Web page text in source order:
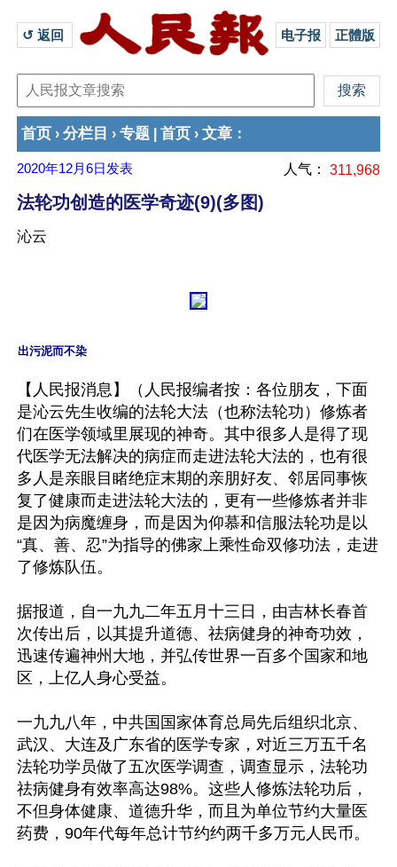
↺ 返回 电子报 正體版
首页 › 分栏目 › 专题 首页 › 文章 ：
2020年12月6日 发表 人气： 311,968
法轮功创造的医学奇迹(9)(多图)
沁云
出污泥而不染
【人民报消息】（人民报编者按：各位朋友，下面
是沁云先生收编的法轮大法（也称法轮功）修炼者
们在医学领域里展现的神奇。其中很多人是得了现
代医学无法解决的病症而走进法轮大法的，也有很
多人是亲眼目睹绝症末期的亲朋好友、邻居同事恢
复了健康而走进法轮大法的，更有一些修炼者并非
是因为病魔缠身，而是因为仰慕和信服法轮功是以
“真、善、忍”为指导的佛家上乘性命双修功法，走进
了修炼队伍。
据报道，自一九九二年五月十三日，由吉林长春首
次传出后，以其提升道德、祛病健身的神奇功效，
迅速传遍神州大地，并弘传世界一百多个国家和地
区，上亿人身心受益。
一九九八年，中共国国家体育总局先后组织北京、
武汉、大连及广东省的医学专家，对近三万五千名
法轮功学员做了五次医学调查，调查显示，法轮功
祛病健身有效率高达98%。这些人修炼法轮功后，
不但身体健康、道德升华，而且为单位节约大量医
药费，90年代每年总计节约约两千多万元人民币。